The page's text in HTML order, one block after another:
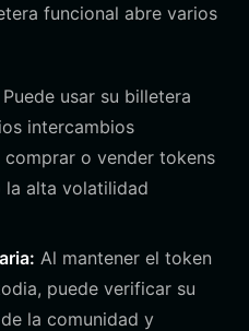
funcional abre varios
Puede usar su billetera
intercambios
o vender tokens
la alta volatilidad
Al mantener el token
puede verificar su
la comunidad y